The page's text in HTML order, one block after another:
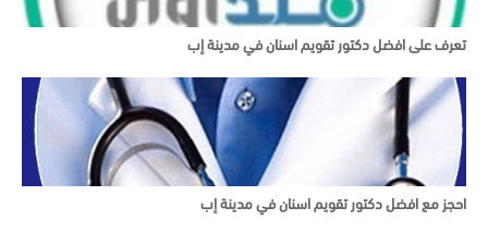
تعرف على افضل دكتور تقويم اسنان في مدينة إب
احجز مع افضل دكتور تقويم اسنان في مدينة إب